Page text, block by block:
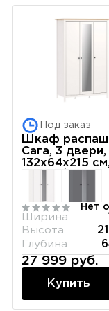
Под заказ
Шкаф
Сага, 3 двери,
132х64х215 см,
Ширина
Высота
Глубина
27 999 руб.
Купить